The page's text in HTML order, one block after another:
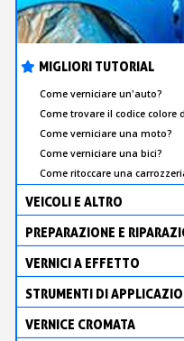
MIGLIORI TUTORIAL
Come verniciare un'auto?
Come trovare il codice colore
Come verniciare una moto?
Come verniciare una bici?
Come ritoccare una
VEICOLI E ALTRO
PREPARAZIONE E
VERNICI A EFFETTO
STRUMENTI DI
VERNICE CROMATA